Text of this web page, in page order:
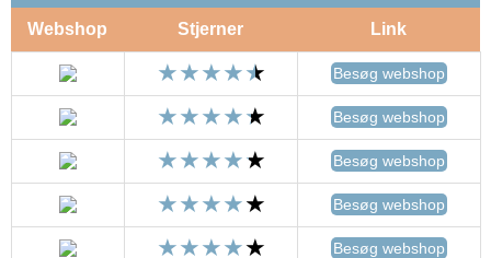
Webshop Stjerner Link
Besøg webshop
Besøg webshop
Besøg webshop
Besøg webshop
Besøg webshop